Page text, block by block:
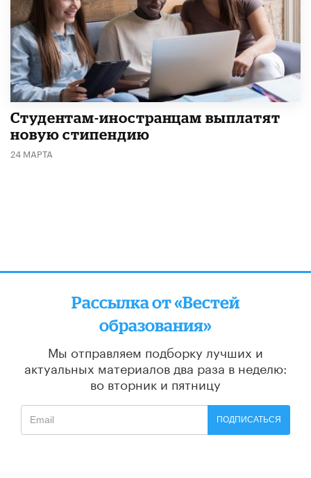
Студентам-иностранцам выплатят
новую стипендию
24 МАРТА
Рассылка от «Вестей
образования»
Мы отправляем подборку лучших и
актуальных материалов два раза в неделю:
во вторник и пятницу
ПОДПИСАТЬСЯ